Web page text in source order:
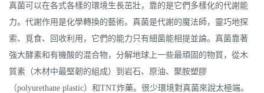
真菌可以在各式各樣的環境生長茁壯，靠的是它們多樣化的代謝能
力。代謝作用是化學轉換的藝術。真菌是代謝的魔法師，靈巧地探
索、覓食、回收利用，它們的能力只有細菌能相提並論。真菌靠著
強大酵素和有機酸的混合物，分解地球上一些最頑固的物質，從木
質素（木材中最堅韌的組成）到岩石、原油、聚胺塑膠
（polyurethane plastic）和TNT炸藥。很少環境對真菌來說太極端。